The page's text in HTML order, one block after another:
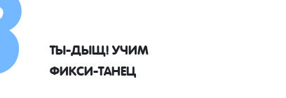
ТЫ-ДЫЩ! УЧИМ
ФИКСИ-ТАНЕЦ